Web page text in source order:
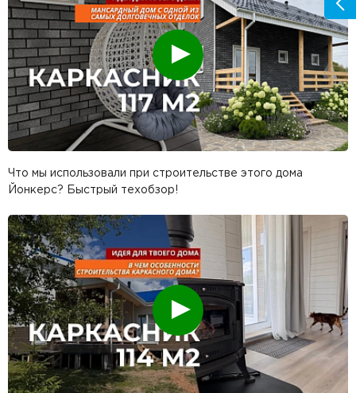
Смотреть
Что мы использовали при строительстве этого дома
Йонкерс? Быстрый техобзор!
Смотреть